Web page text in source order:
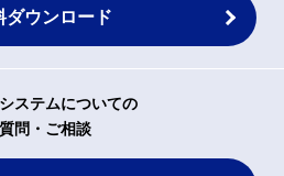
ダウンロード
ステムについての
問・ご相談